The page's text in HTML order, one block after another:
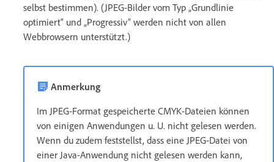
selbst bestimmen). (JPEG-Bilder vom Typ „Grundlinie
optimiert“ und „Progressiv“ werden nicht von allen
Webbrowsern unterstützt.)
Anmerkung
Im JPEG-Format gespeicherte CMYK-Dateien können
von einigen Anwendungen u. U. nicht gelesen werden.
Wenn du zudem feststellst, dass eine JPEG-Datei von
einer Java-Anwendung nicht gelesen werden kann,